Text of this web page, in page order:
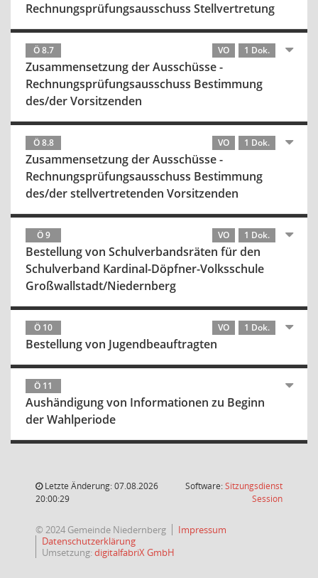
Rechnungsprüfungsausschuss Stellvertretung
Ö 8.7 VO 1 Dok.
Zusammensetzung der Ausschüsse -
Rechnungsprüfungsausschuss Bestimmung
des/der Vorsitzenden
Ö 8.8 VO 1 Dok.
Zusammensetzung der Ausschüsse -
Rechnungsprüfungsausschuss Bestimmung
des/der stellvertretenden Vorsitzenden
Ö 9 VO 1 Dok.
Bestellung von Schulverbandsräten für den
Schulverband Kardinal-Döpfner-Volksschule
Großwallstadt/Niedernberg
Ö 10 VO 1 Dok.
Bestellung von Jugendbeauftragten
Ö 11
Aushändigung von Informationen zu Beginn
der Wahlperiode
Letzte Änderung: 07.08.2026
20:00:29
Software:Sitzungsdienst
Session(Wird in
© 2024 Gemeinde Niedernberg
Impressum
Datenschutzerklärung
Umsetzung:digitalfabriX GmbH